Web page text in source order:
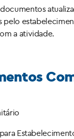
pelo
a atividade.